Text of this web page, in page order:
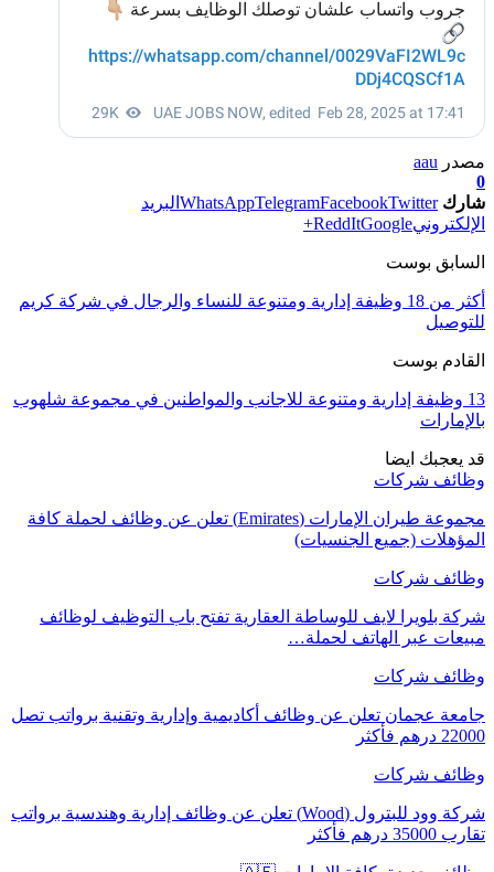
مصدر aau
0
شارك
WhatsAppTelegramFacebookTwitter
البريد
الإلكتروني
ReddItGoogle+
السابق بوست
أكثر من 18 وظيفة إدارية ومتنوعة للنساء والرجال في شركة كريم
للتوصيل
القادم بوست
13 وظيفة إدارية ومتنوعة للاجانب والمواطنين في مجموعة شلهوب
بالإمارات
قد يعجبك ايضا
وظائف شركات
مجموعة طيران الإمارات (Emirates) تعلن عن وظائف لحملة كافة
المؤهلات (جميع الجنسيات)
وظائف شركات
شركة بلويرا لايف للوساطة العقارية تفتح باب التوظيف لوظائف
مبيعات عبر الهاتف لحملة…
وظائف شركات
جامعة عجمان تعلن عن وظائف أكاديمية وإدارية وتقنية برواتب تصل
22000 درهم فأكثر
وظائف شركات
شركة وود للبترول (Wood) تعلن عن وظائف إدارية وهندسية برواتب
تقارب 35000 درهم فأكثر